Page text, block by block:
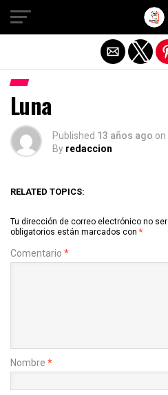
Luna
Published 13 años ago on
By redaccion
RELATED TOPICS:
Tu dirección de correo electrónico no
obligatorios están marcados con *
Comentario *
Nombre *
Salir de la